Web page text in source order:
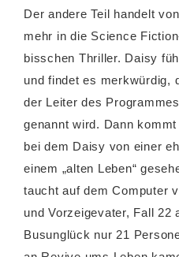
Der andere Teil handelt
mehr in die Science
bisschen Thriller. Daisy
und findet es merkwürdig,
der Leiter des
genannt wird. Dann
bei dem Daisy von einer
einem „alten Leben“
taucht auf dem Computer
und Vorzeigevater, Fall 22
Busunglück nur 21